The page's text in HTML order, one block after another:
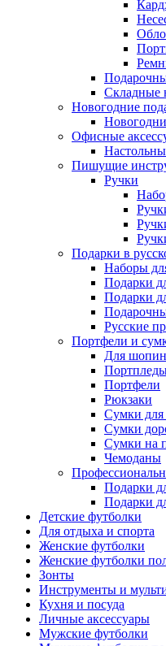
Складные
Новогодние
Офисные
Пишущие
Ручки
Подарки в
Наборы
Подарки
Подарки
Русские
Портфели и
Для
Портфели
Рюкзаки
Сумки для
Сумки
Сумки на
Чемоданы
Подарки
Подарки
Детские футболки
Для отдыха и спорта
Женские футболки
Женские футболки
Зонты
Инструменты и
Кухня и посуда
Личные аксессуары
Мужские футболки